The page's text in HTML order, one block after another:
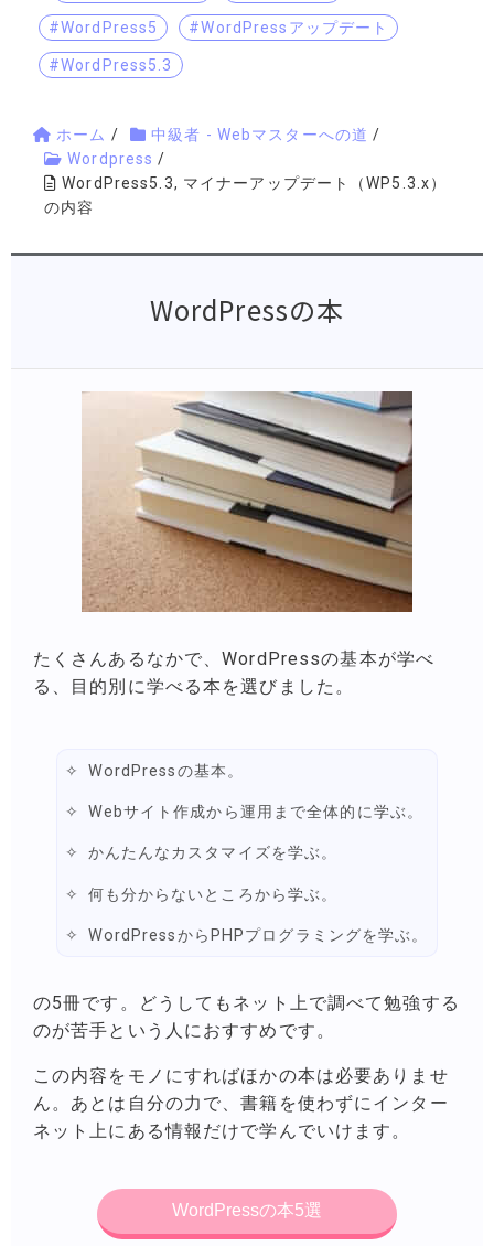
#WordPress5 #WordPressアップデート
#WordPress5.3
ホーム / 中級者 - Webマスターへの道 /
Wordpress /
WordPress5.3, マイナーアップデート（WP5.3.x）
の内容
WordPressの本
たくさんあるなかで、WordPressの基本が学べ
る、目的別に学べる本を選びました。
WordPressの基本。
Webサイト作成から運用まで全体的に学ぶ。
かんたんなカスタマイズを学ぶ。
何も分からないところから学ぶ。
WordPressからPHPプログラミングを学ぶ。
の5冊です。どうしてもネット上で調べて勉強する
のが苦手という人におすすめです。
この内容をモノにすればほかの本は必要ありませ
ん。あとは自分の力で、書籍を使わずにインター
ネット上にある情報だけで学んでいけます。
WordPressの本5選